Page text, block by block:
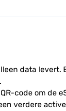
data levert.
code om de
verdere